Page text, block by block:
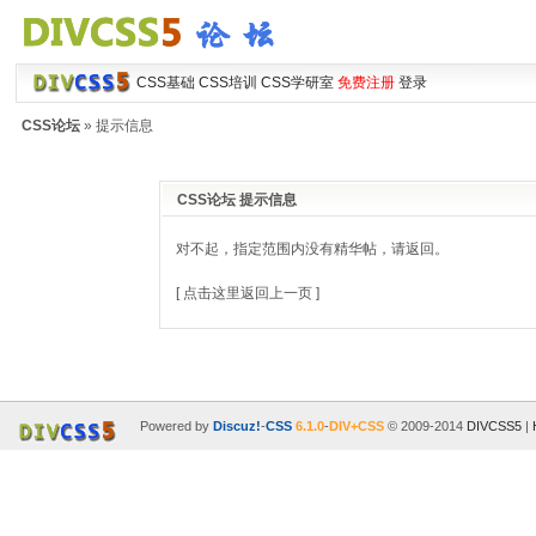
CSS基础 CSS培训 CSS学研室 免费注册 登录
CSS论坛 » 提示信息
CSS论坛 提示信息
对不起，指定范围内没有精华帖，请返回。
[ 点击这里返回上一页 ]
Powered byDiscuz!-CSS 6.1.0-DIV+CSS © 2009-2014 DIVCSS5 |